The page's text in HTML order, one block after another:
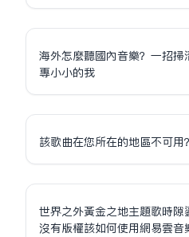
海外怎麼聽國內音樂？一招
專小小的我
該歌曲在您所在的地區不可用
世界之外黃金之地主題歌時
沒有版權該如何使用網易雲音